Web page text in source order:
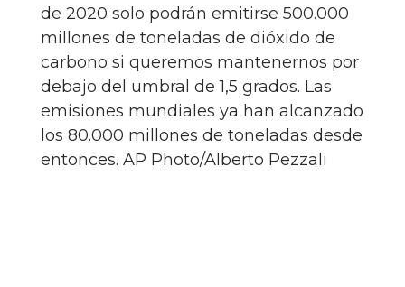
de 2020 solo podrán emitirse 500.000
millones de toneladas de dióxido de
carbono si queremos mantenernos por
debajo del umbral de 1,5 grados. Las
emisiones mundiales ya han alcanzado
los 80.000 millones de toneladas desde
entonces. AP Photo/Alberto Pezzali